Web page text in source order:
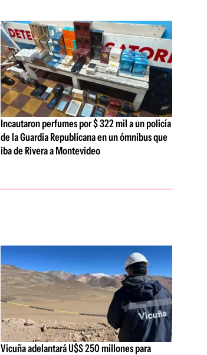
Incautaron perfumes por $ 322 mil a un policía
de la Guardia Republicana en un ómnibus que
iba de Rivera a Montevideo
Vicuña adelantará U$S 250 millones para